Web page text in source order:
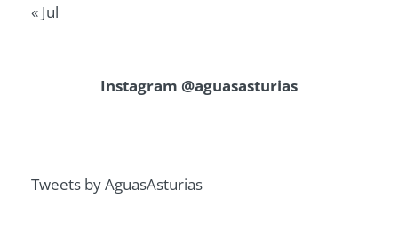
« Jul
Instagram @aguasasturias
Tweets by AguasAsturias